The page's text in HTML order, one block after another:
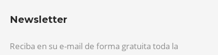
Newsletter
Reciba en su e-mail de forma gratuita toda la